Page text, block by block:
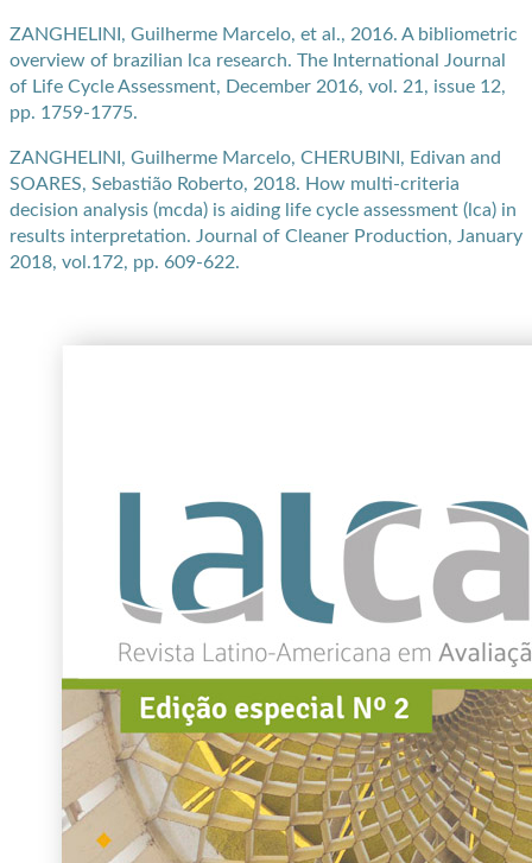
ZANGHELINI, Guilherme Marcelo, et al., 2016. A bibliometric
overview of brazilian lca research. The International Journal
of Life Cycle Assessment, December 2016, vol. 21, issue 12,
pp. 1759-1775.
ZANGHELINI, Guilherme Marcelo, CHERUBINI, Edivan and
SOARES, Sebastião Roberto, 2018. How multi-criteria
decision analysis (mcda) is aiding life cycle assessment (lca) in
results interpretation. Journal of Cleaner Production, January
2018, vol.172, pp. 609-622.